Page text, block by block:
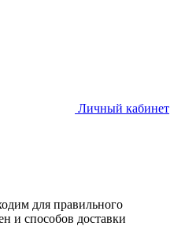
Личный кабинет
для правильного
и способов доставки